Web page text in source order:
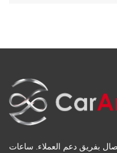
بفريق دعم العملاء. ساعات